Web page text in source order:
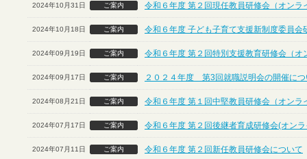
2024年10月31日 ご案内 令和６年度 第２回現任教員研修会（オンラ
2024年10月18日 ご案内 令和６年度 子ども子育て支援新制度委員会
2024年09月19日 ご案内 令和６年度 第２回特別支援教育研修会（オ
2024年09月17日 ご案内 ２０２４年度 第3回就職説明会の開催につ
2024年08月21日 ご案内 令和６年度 第１回中堅教員研修会（オンラ
2024年07月17日 ご案内 令和６年度 第２回後継者育成研修会(オン
2024年07月11日 ご案内 令和６年度 第２回新任教員研修会について